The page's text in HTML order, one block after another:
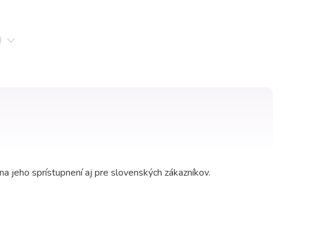
jeho sprístupnení aj pre slovenských zákazníkov.